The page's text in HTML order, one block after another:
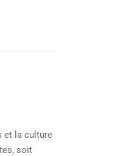
et la culture
soit